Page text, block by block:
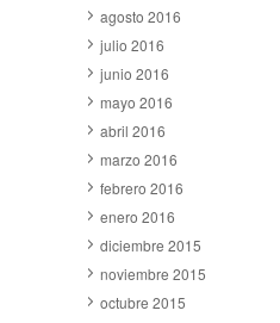
agosto 2016
julio 2016
junio 2016
mayo 2016
abril 2016
marzo 2016
febrero 2016
enero 2016
diciembre 2015
noviembre 2015
octubre 2015